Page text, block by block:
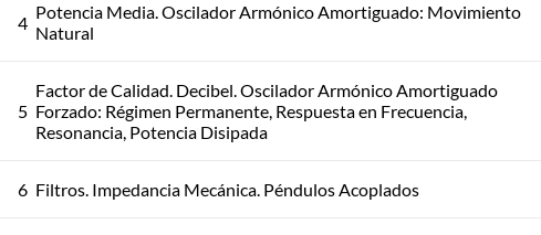
4 Potencia Media. Oscilador Armónico Amortiguado: Movimiento
Natural
5
Factor de Calidad. Decibel. Oscilador Armónico Amortiguado
Forzado: Régimen Permanente, Respuesta en Frecuencia,
Resonancia, Potencia Disipada
6 Filtros. Impedancia Mecánica. Péndulos Acoplados